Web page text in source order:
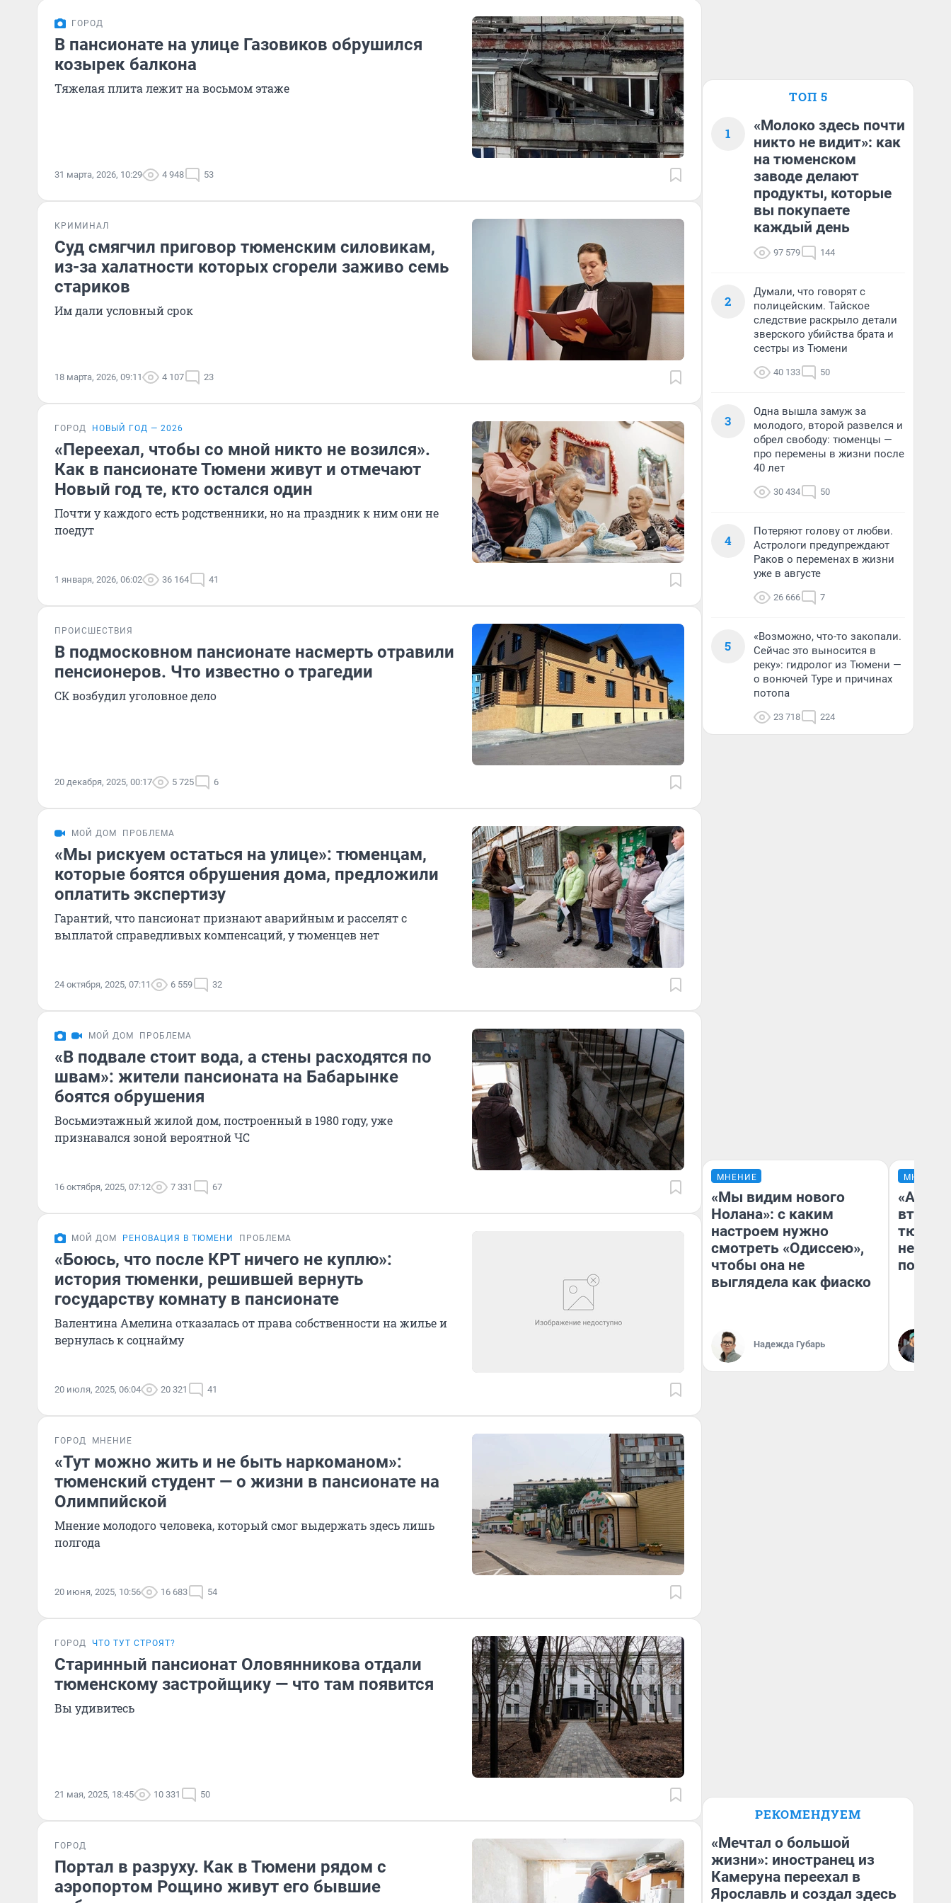
ГОРОД
В пансионате на улице Газовиков обрушился
козырек балкона
Тяжелая плита лежит на восьмом этаже
31 марта, 2026, 10:29 4 948 53
КРИМИНАЛ
Суд смягчил приговор тюменским силовикам,
из-за халатности которых сгорели заживо семь
стариков
Им дали условный срок
18 марта, 2026, 09:11 4 107 23
ГОРОД НОВЫЙ ГОД — 2026
«Переехал, чтобы со мной никто не возился».
Как в пансионате Тюмени живут и отмечают
Новый год те, кто остался один
Почти у каждого есть родственники, но на праздник к ним они не
поедут
1 января, 2026, 06:02 36 164 41
ПРОИСШЕСТВИЯ
В подмосковном пансионате насмерть отравили
пенсионеров. Что известно о трагедии
СК возбудил уголовное дело
20 декабря, 2025, 00:17 5 725 6
МОЙ ДОМ ПРОБЛЕМА
«Мы рискуем остаться на улице»: тюменцам,
которые боятся обрушения дома, предложили
оплатить экспертизу
Гарантий, что пансионат признают аварийным и расселят с
выплатой справедливых компенсаций, у тюменцев нет
24 октября, 2025, 07:11 6 559 32
МОЙ ДОМ ПРОБЛЕМА
«В подвале стоит вода, а стены расходятся по
швам»: жители пансионата на Бабарынке
боятся обрушения
Восьмиэтажный жилой дом, построенный в 1980 году, уже
признавался зоной вероятной ЧС
16 октября, 2025, 07:12 7 331 67
МОЙ ДОМ РЕНОВАЦИЯ В ТЮМЕНИ ПРОБЛЕМА
«Боюсь, что после КРТ ничего не куплю»:
история тюменки, решившей вернуть
государству комнату в пансионате
Валентина Амелина отказалась от права собственности на жилье и
вернулась к соцнайму
20 июля, 2025, 06:04 20 321 41
ГОРОД МНЕНИЕ
«Тут можно жить и не быть наркоманом»:
тюменский студент — о жизни в пансионате на
Олимпийской
Мнение молодого человека, который смог выдержать здесь лишь
полгода
20 июня, 2025, 10:56 16 683 54
ГОРОД ЧТО ТУТ СТРОЯТ?
Старинный пансионат Оловянникова отдали
тюменскому застройщику — что там появится
Вы удивитесь
21 мая, 2025, 18:45 10 331 50
ГОРОД
Портал в разруху. Как в Тюмени рядом с
аэропортом Рощино живут его бывшие
ТОП 5
1
«Молоко здесь почти
никто не видит»: как
на тюменском
заводе делают
продукты, которые
вы покупаете
каждый день
97 579 144
2
Думали, что говорят с
полицейским. Тайское
следствие раскрыло детали
зверского убийства брата и
сестры из Тюмени
40 133 50
3
Одна вышла замуж за
молодого, второй развелся и
обрел свободу: тюменцы —
про перемены в жизни после
40 лет
30 434 50
4
Потеряют голову от любви.
Астрологи предупреждают
Раков о переменах в жизни
уже в августе
26 666 7
5
«Возможно, что-то закопали.
Сейчас это выносится в
реку»: гидролог из Тюмени —
о вонючей Туре и причинах
потопа
23 718 224
МНЕНИЕ
«Мы видим нового
Нолана»: с каким
настроем нужно
смотреть «Одиссею»,
чтобы она не
выглядела как фиаско
Надежда Губарь
МНЕНИЕ
РЕКОМЕНДУЕМ
«Мечтал о большой
жизни»: иностранец из
Камеруна переехал в
Ярославль и создал здесь